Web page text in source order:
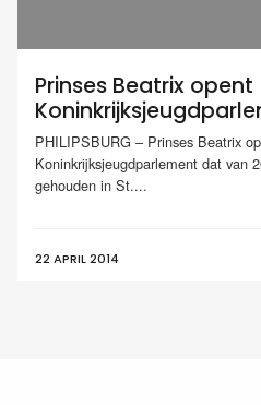
Prinses Beatrix opent
PHILIPSBURG – Prinses Beatrix
Koninkrijksjeugdparlement dat van
gehouden in St....
22 APRIL 2014